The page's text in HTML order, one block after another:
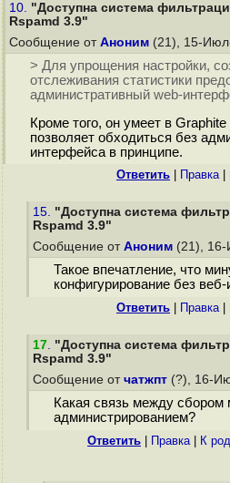
10. "Доступна система
Rspamd 3.9"
Сообщение от Аноним (21), 15-
> Для упрощения настройки,
отслеживания статистики
административный web-
Кроме того, он умеет в
позволяет обходиться без
интерфейса в принципе.
Ответить Правка|
15. "Доступна система
Rspamd 3.9"
Сообщение от Аноним (21),
Такое впечатление, что
конфигурирование без
Ответить Правка|
17. "Доступна система
Rspamd 3.9"
Сообщение от чатжпт (?), 16-
Какая связь между сбором
администрированием?
Ответить Правка| К